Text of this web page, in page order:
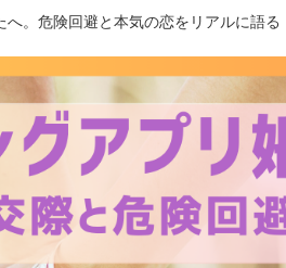
へ。危険回避と本気の恋をリアルに語る